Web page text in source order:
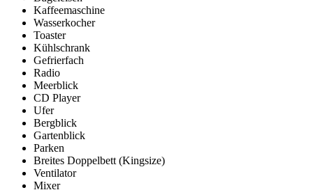
Kaffeemaschine
Wasserkocher
Toaster
Kühlschrank
Gefrierfach
Radio
Meerblick
CD Player
Ufer
Bergblick
Gartenblick
Parken
Breites Doppelbett (Kingsize)
Ventilator
Mixer